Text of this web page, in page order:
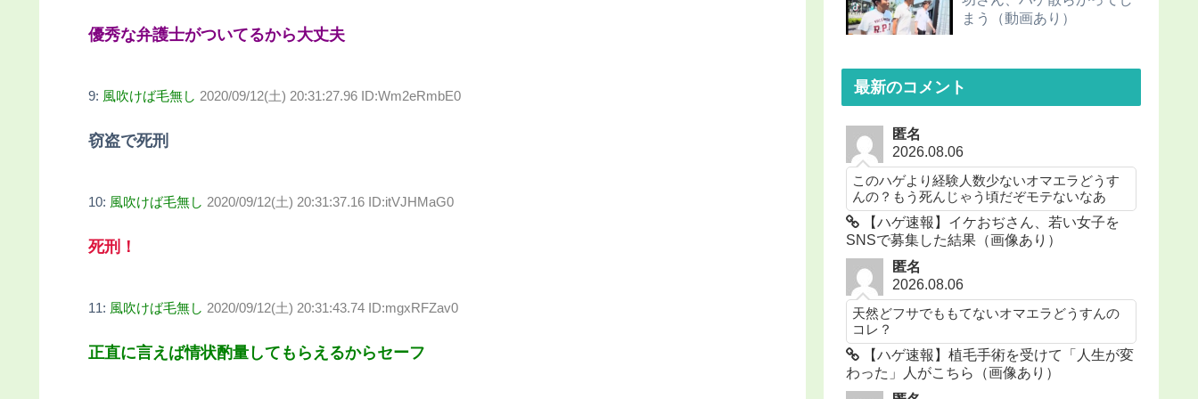
優秀な弁護士がついてるから大丈夫
9: 風吹けば毛無し 2020/09/12(土) 20:31:27.96 ID:Wm2eRmbE0
窃盗で死刑
10: 風吹けば毛無し 2020/09/12(土) 20:31:37.16 ID:itVJHMaG0
死刑！
11: 風吹けば毛無し 2020/09/12(土) 20:31:43.74 ID:mgxRFZav0
正直に言えば情状酌量してもらえるからセーフ
まう（動画あり）
最新のコメント
匿名
2026.08.06
このハゲより経験人数少ないオマエラどうす
んの？もう死んじゃう頃だぞモテないなあ
【ハゲ速報】イケおぢさん、若い女子を
SNSで募集した結果（画像あり）
匿名
2026.08.06
天然どフサでももてないオマエラどうすんの
コレ？
【ハゲ速報】植毛手術を受けて「人生が変
わった」人がこちら（画像あり）